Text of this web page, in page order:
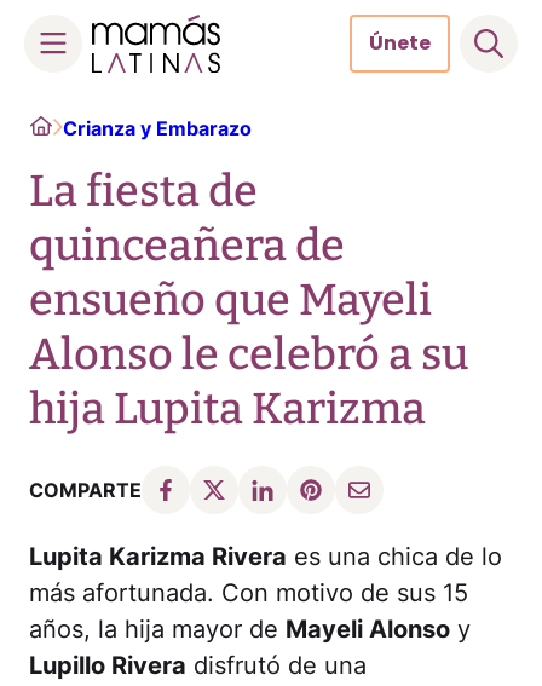
content
Únete
HomeCrianza y Embarazo
La fiesta de
quinceañera de
ensueño que Mayeli
Alonso le celebró a su
hija Lupita Karizma
COMPARTE
Lupita Karizma Rivera es una chica de lo
más afortunada. Con motivo de sus 15
años, la hija mayor de Mayeli Alonso y
Lupillo Rivera disfrutó de una